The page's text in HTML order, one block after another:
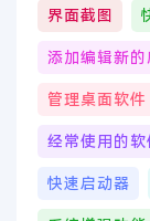
界面截图
添加编辑新的
管理桌面软件
经常使用的软
快速启动器